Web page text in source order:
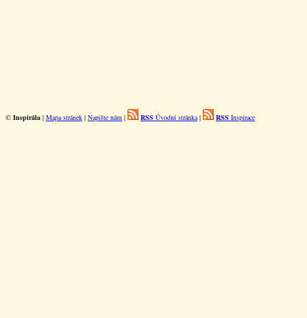
© Inspirála | Mapa stránek | Napište nám | RSS Úvodní stránka| RSS Inspirace